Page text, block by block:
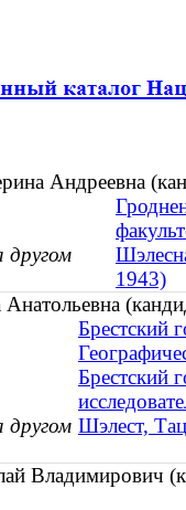
Андреевна
1943)
Брестский
Брестский
Шэлест,
Владимирович